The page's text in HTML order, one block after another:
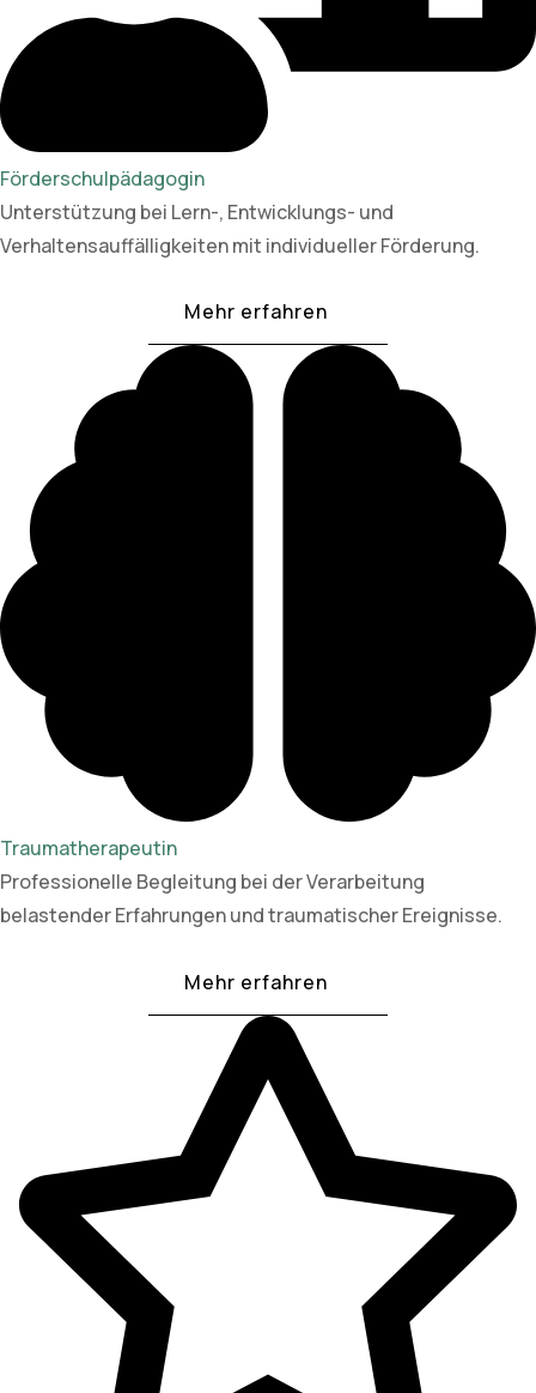
Förderschulpädagogin
Unterstützung bei Lern-, Entwicklungs- und
Verhaltensauffälligkeiten mit individueller Förderung.
Mehr erfahren
Traumatherapeutin
Professionelle Begleitung bei der Verarbeitung
belastender Erfahrungen und traumatischer Ereignisse.
Mehr erfahren